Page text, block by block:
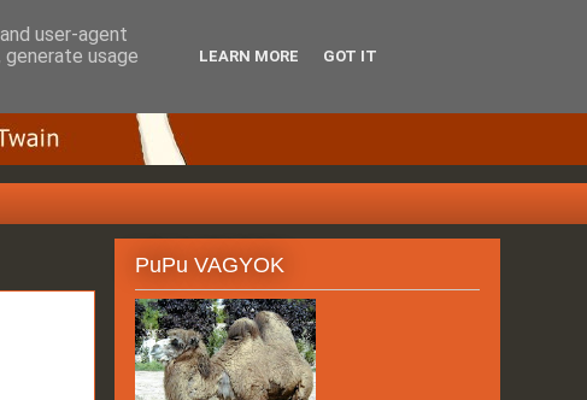
PuPu VAGYOK
user-agent
usage
LEARN MORE GOT IT